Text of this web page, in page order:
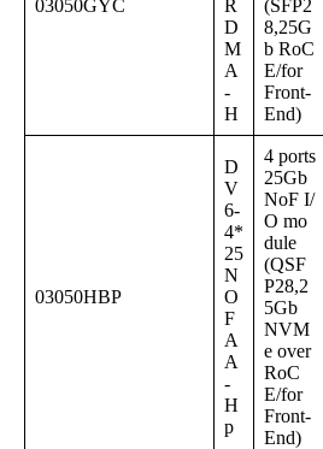
03050GYC
R
D
M
A
-
H
(SFP2
8,25G
b RoC
E/for
Front-
End)
03050HBP
D
V
6-
4*
25
N
O
F
A
A
-
H
p
4 ports
25Gb
NoF I/
O mo
dule
(QSF
P28,2
5Gb
NVM
e over
RoC
E/for
Front-
End)